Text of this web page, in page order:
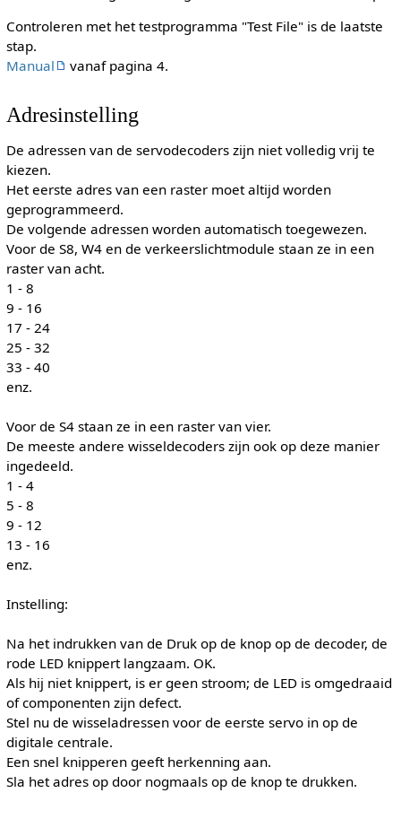
Controleren met het testprogramma "Test File" is de laatste
stap.
Manual
vanaf pagina 4.
Adresinstelling
De adressen van de servodecoders zijn niet volledig vrij te
kiezen.
Het eerste adres van een raster moet altijd worden
geprogrammeerd.
De volgende adressen worden automatisch toegewezen.
Voor de S8, W4 en de verkeerslichtmodule staan ze in een
raster van acht.
1 - 8
9 - 16
17 - 24
25 - 32
33 - 40
enz.
Voor de S4 staan ze in een raster van vier.
De meeste andere wisseldecoders zijn ook op deze manier
ingedeeld.
1 - 4
5 - 8
9 - 12
13 - 16
enz.
Instelling:
Na het indrukken van de Druk op de knop op de decoder, de
rode LED knippert langzaam. OK.
Als hij niet knippert, is er geen stroom; de LED is omgedraaid
of componenten zijn defect.
Stel nu de wisseladressen voor de eerste servo in op de
digitale centrale.
Een snel knipperen geeft herkenning aan.
Sla het adres op door nogmaals op de knop te drukken.